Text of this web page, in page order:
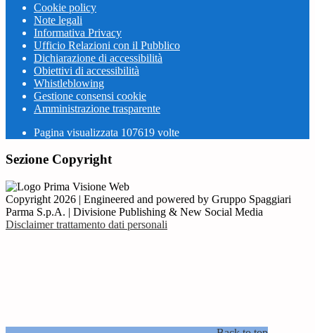
Cookie policy
Note legali
Informativa Privacy
Ufficio Relazioni con il Pubblico
Dichiarazione di accessibilità
Obiettivi di accessibilità
Whistleblowing
Gestione consensi cookie
Amministrazione trasparente
Pagina visualizzata 107619 volte
Sezione Copyright
Copyright 2026 | Engineered and powered by Gruppo Spaggiari
Parma S.p.A. | Divisione Publishing & New Social Media
Disclaimer trattamento dati personali